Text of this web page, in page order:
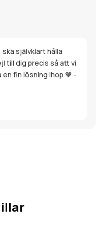
självklart hålla
till dig precis så att vi
fin lösning ihop 🧡 -